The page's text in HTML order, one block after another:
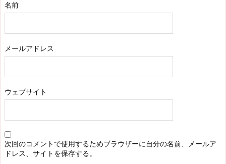
名前
メールアドレス
ウェブサイト
次回のコメントで使用するためブラウザーに自分の名前、メールア
ドレス、サイトを保存する。